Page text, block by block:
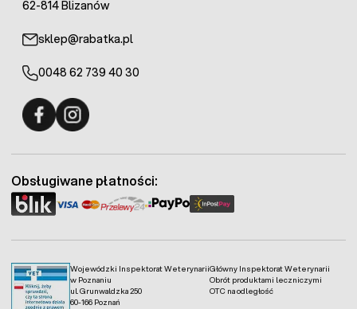
62-814 Blizanów
sklep@rabatka.pl
0048 62 739 40 30
Wojewódzki Inspektorat Weterynarii
w Poznaniu
ul. Grunwaldzka 250
60-166 Poznań
Główny Inspektorat Weterynarii
Obrót produktami leczniczymi
OTC na odległość
Obsługiwane płatności: